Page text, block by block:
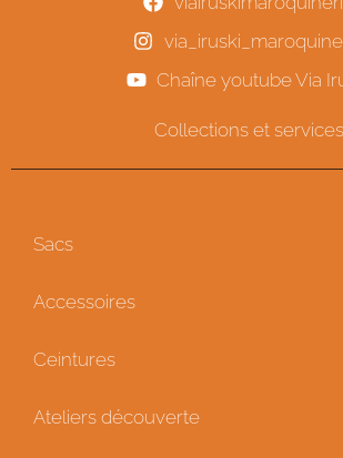
Chaîne youtube Via
Collections et services
Sacs
Accessoires
Ceintures
Ateliers découverte